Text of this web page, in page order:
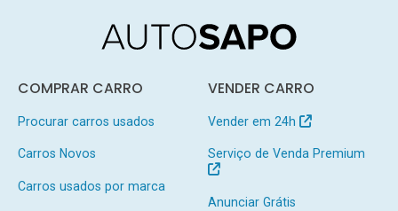
COMPRAR CARRO
Procurar carros usados
Carros Novos
Carros usados por marca
VENDER CARRO
Vender em 24h
Serviço de Venda Premium
Anunciar Grátis